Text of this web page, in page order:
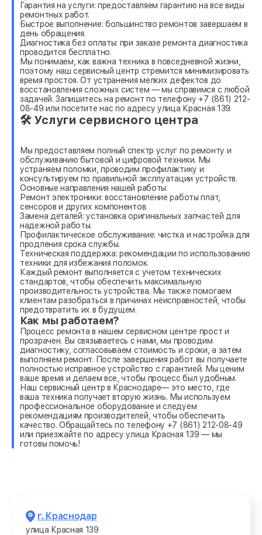
Гарантия на услуги: предоставляем гарантию на все виды
ремонтных работ.
Быстрое выполнение: большинство ремонтов завершаем в
день обращения.
Диагностика без оплаты: при заказе ремонта диагностика
проводится бесплатно.
Мы понимаем, как важна техника в повседневной жизни,
поэтому наш сервисный центр стремится минимизировать
время простоя. От устранения мелких дефектов до
восстановления сложных систем — мы справимся с любой
задачей. Запишитесь на ремонт по телефону +7 (861) 212-
08-49 или посетите нас по адресу улица Красная 139.
🛠 Услуги сервисного центра
Мы предоставляем полный спектр услуг по ремонту и
обслуживанию бытовой и цифровой техники. Мы
устраняем поломки, проводим профилактику и
консультируем по правильной эксплуатации устройств.
Основные направления нашей работы:
Ремонт электроники: восстановление работы плат,
сенсоров и других компонентов.
Замена деталей: установка оригинальных запчастей для
надежной работы.
Профилактическое обслуживание: чистка и настройка для
продления срока службы.
Техническая поддержка: рекомендации по использованию
техники для избежания поломок.
Каждый ремонт выполняется с учетом технических
стандартов, чтобы обеспечить максимальную
производительность устройства. Мы также помогаем
клиентам разобраться в причинах неисправностей, чтобы
предотвратить их в будущем.
Как мы работаем?
Процесс ремонта в нашем сервисном центре прост и
прозрачен. Вы связываетесь с нами, мы проводим
диагностику, согласовываем стоимость и сроки, а затем
выполняем ремонт. После завершения работ вы получаете
полностью исправное устройство с гарантией. Мы ценим
ваше время и делаем все, чтобы процесс был удобным.
Наш сервисный центр в Краснодаре— это место, где
ваша техника получает вторую жизнь. Мы используем
профессиональное оборудование и следуем
рекомендациям производителей, чтобы обеспечить
качество. Обращайтесь по телефону +7 (861) 212-08-49
или приезжайте по адресу улица Красная 139 — мы
готовы помочь!
г. Краснодар
улица Красная 139